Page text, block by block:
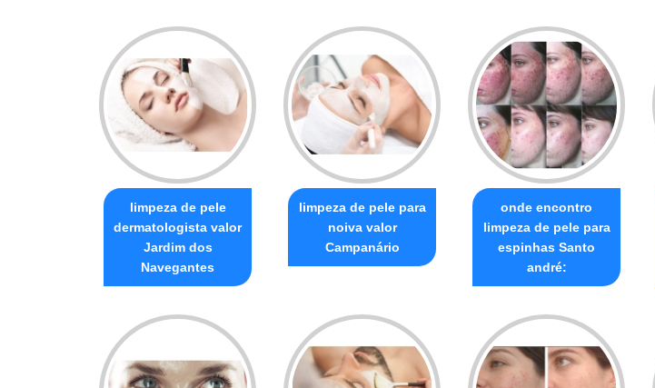
limpeza de pele
dermatologista valor
Jardim dos
Navegantes
limpeza de pele para
noiva valor
Campanário
onde encontro
limpeza de pele para
espinhas Santo
andré: